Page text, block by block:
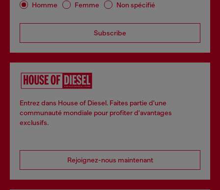
Homme Femme Non spécifié
Subscribe
Entrez dans House of Diesel. Faites partie d'une
communauté mondiale pour profiter d'avantages
exclusifs.
Rejoignez-nous maintenant